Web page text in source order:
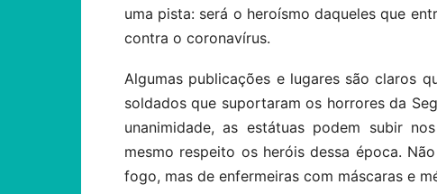
uma pista: será o heroísmo daqueles que
contra o coronavírus.
Algumas publicações e lugares são claros
soldados que suportaram os horrores da
unanimidade, as estátuas podem subir
mesmo respeito os heróis dessa época.
fogo, mas de enfermeiras com máscaras e